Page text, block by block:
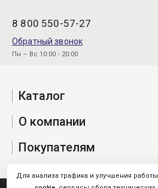
8 800 550-57-27
Обратный звонок
Пн – Вс 10:00 - 20:00
Каталог
О компании
Покупателям
Для анализа трафика и улучшения